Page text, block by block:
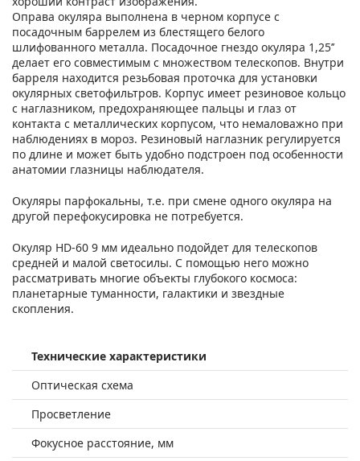
Оправа окуляра выполнена в черном корпусе с
посадочным баррелем из блестящего белого
шлифованного металла. Посадочное гнездо окуляра 1,25’’
делает его совместимым с множеством телескопов. Внутри
барреля находится резьбовая проточка для установки
окулярных светофильтров. Корпус имеет резиновое кольцо
с наглазником, предохраняющее пальцы и глаз от
контакта с металлических корпусом, что немаловажно при
наблюдениях в мороз. Резиновый наглазник регулируется
по длине и может быть удобно подстроен под особенности
анатомии глазницы наблюдателя.
Окуляры парфокальны, т.е. при смене одного окуляра на
другой перефокусировка не потребуется.
Окуляр HD-60 9 мм идеально подойдет для телескопов
средней и малой светосилы. С помощью него можно
рассматривать многие объекты глубокого космоса:
планетарные туманности, галактики и звездные
скопления.
Технические характеристики
Оптическая схема
Просветление
Фокусное расстояние, мм